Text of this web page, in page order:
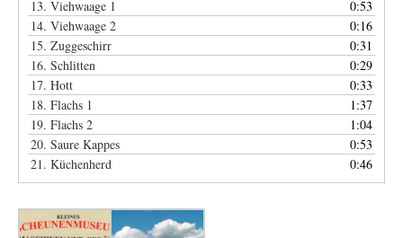
13. Viehwaage 1
0:53
14. Viehwaage 2
0:16
15. Zuggeschirr
0:31
16. Schlitten
0:29
17. Hott
0:33
18. Flachs 1
1:37
19. Flachs 2
1:04
20. Saure Kappes
0:53
21. Küchenherd
0:46